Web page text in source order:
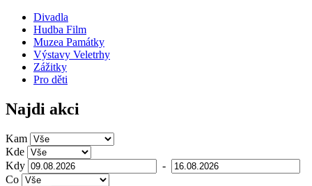
Divadla
Hudba Film
Muzea Památky
Výstavy Veletrhy
Zážitky
Pro děti
Najdi akci
Kam
Kde
Kdy
-
Co